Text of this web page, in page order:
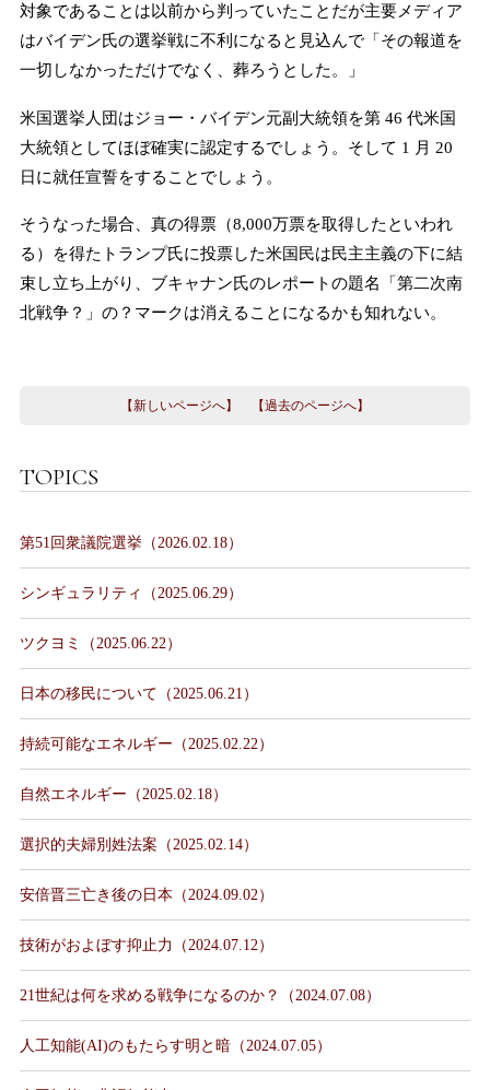
対象であることは以前から判っていたことだが主要メディア
はバイデン氏の選挙戦に不利になると見込んで「 その報道を
一切しなかっただけでなく、葬ろうとした。
」
米国選挙人団はジョー・バイデン元副大統領を第 46 代米国
大統領としてほぼ確実に認定するでしょう。そして 1 月 20
日に就任宣誓をすることでしょう。
そうなった場合、真の得票（8,000万票を取得したといわれ
る）を得たトランプ氏に投票した米国民は民主主義の下に結
束し立ち上がり、ブキャナン氏のレポートの題名「第二次南
北戦争？」の？マークは消えることになるかも知れない。
【新しいページへ】 【過去のページへ】
TOPICS
第51回衆議院選挙（2026.02.18）
シンギュラリティ（2025.06.29）
ツクヨミ（2025.06.22）
日本の移民について（2025.06.21）
持続可能なエネルギー（2025.02.22）
自然エネルギー（2025.02.18）
選択的夫婦別姓法案（2025.02.14）
安倍晋三亡き後の日本（2024.09.02）
技術がおよぼす抑止力（2024.07.12）
21世紀は何を求める戦争になるのか？（2024.07.08）
人工知能(AI)のもたらす明と暗（2024.07.05）